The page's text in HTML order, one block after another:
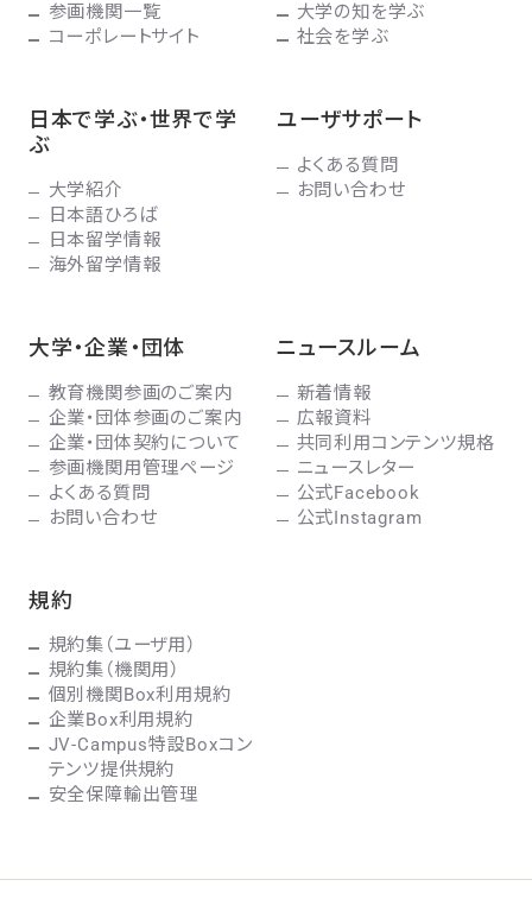
参画機関一覧
コーポレートサイト
大学の知を学ぶ
社会を学ぶ
日本で学ぶ・世界で学
ぶ
大学紹介
日本語ひろば
日本留学情報
海外留学情報
ユーザサポート
よくある質問
お問い合わせ
大学・企業・団体
教育機関参画のご案内
企業・団体参画のご案内
企業・団体契約について
参画機関用管理ページ
よくある質問
お問い合わせ
ニュースルーム
新着情報
広報資料
共同利用コンテンツ規格
ニュースレター
公式Facebook
公式Instagram
規約
規約集（ユーザ用）
規約集（機関用）
個別機関Box利用規約
企業Box利用規約
JV-Campus特設Boxコン
テンツ提供規約
安全保障輸出管理